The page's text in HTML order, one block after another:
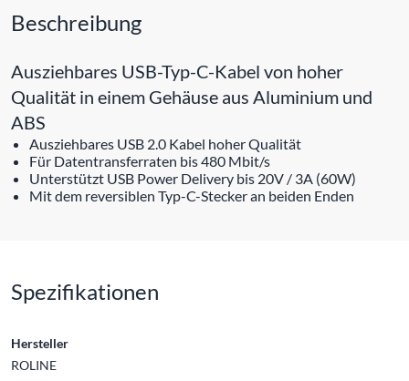
Beschreibung
Ausziehbares USB-Typ-C-Kabel von hoher
Qualität in einem Gehäuse aus Aluminium und
ABS
Ausziehbares USB 2.0 Kabel hoher Qualität
Für Datentransferraten bis 480 Mbit/s
Unterstützt USB Power Delivery bis 20V / 3A (60W)
Mit dem reversiblen Typ-C-Stecker an beiden Enden
Spezifikationen
Hersteller
ROLINE